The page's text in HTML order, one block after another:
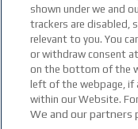
shown under we and
trackers are disabled,
relevant to you. You
or withdraw consent
on the bottom of the
left of the webpage, if
within our Website.
We and our partners